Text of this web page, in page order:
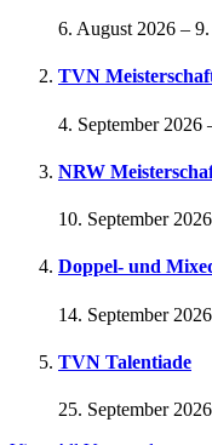
6. August 2026 –
TVN
4. September 2026
NRW
10. September 2026
Doppel- und
14. September 2026
TVN Talentiade
25. September 2026